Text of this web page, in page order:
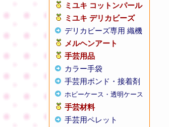
ミユキ コットンパール
ミユキ デリカビーズ
デリカビーズ専用 織機
メルヘンアート
手芸用品
カラー手袋
手芸用ボンド・接着剤
ホビーケース・透明ケース
手芸材料
手芸用ペレット